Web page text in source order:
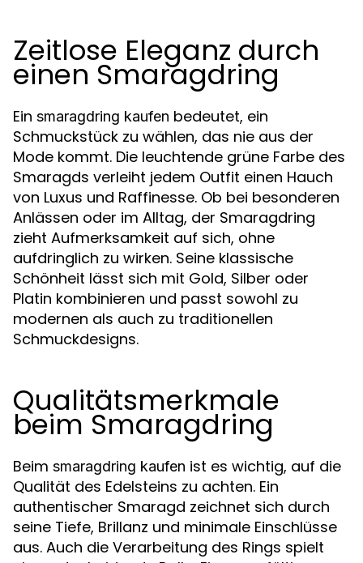
Zeitlose Eleganz durch
einen Smaragdring
Ein smaragdring kaufen bedeutet, ein
Schmuckstück zu wählen, das nie aus der
Mode kommt. Die leuchtende grüne Farbe des
Smaragds verleiht jedem Outfit einen Hauch
von Luxus und Raffinesse. Ob bei besonderen
Anlässen oder im Alltag, der Smaragdring
zieht Aufmerksamkeit auf sich, ohne
aufdringlich zu wirken. Seine klassische
Schönheit lässt sich mit Gold, Silber oder
Platin kombinieren und passt sowohl zu
modernen als auch zu traditionellen
Schmuckdesigns.
Qualitätsmerkmale
beim Smaragdring
Beim smaragdring kaufen ist es wichtig, auf die
Qualität des Edelsteins zu achten. Ein
authentischer Smaragd zeichnet sich durch
seine Tiefe, Brillanz und minimale Einschlüsse
aus. Auch die Verarbeitung des Rings spielt